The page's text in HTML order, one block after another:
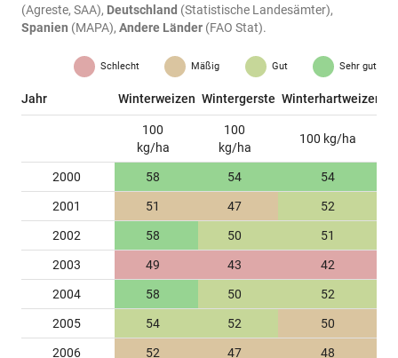
(Agreste, SAA), Deutschland (Statistische Landesämter),
Spanien (MAPA), Andere Länder (FAO Stat).
Schlecht Mäßig Gut Sehr gut
Jahr Winterweizen Wintergerste Winterhartweizen
100
kg/ha
100
kg/ha
100 kg/ha
2000 58 54 54
2001 51 47 52
2002 58 50 51
2003 49 43 42
2004 58 50 52
2005 54 52 50
2006 52 47 48